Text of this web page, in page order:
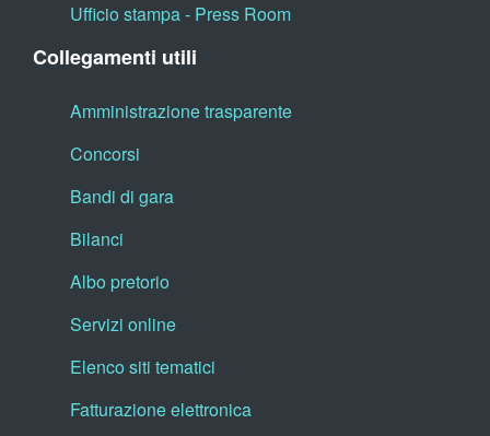
Ufficio stampa - Press Room
Collegamenti utili
Amministrazione trasparente
Concorsi
Bandi di gara
Bilanci
Albo pretorio
Servizi online
Elenco siti tematici
Fatturazione elettronica